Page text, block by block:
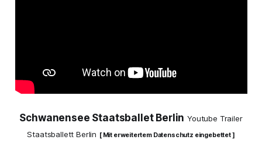
Schwanensee Staatsballet Berlin Youtube Trailer
Staatsballett Berlin [ Mit erweitertem Datenschutz eingebettet ]